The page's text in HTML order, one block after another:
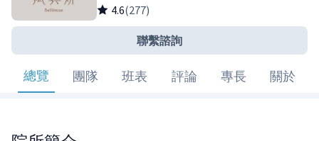
我是醫療人員
4.6(277)
聯繫諮詢
總覽 團隊 班表 評論 專長 關於